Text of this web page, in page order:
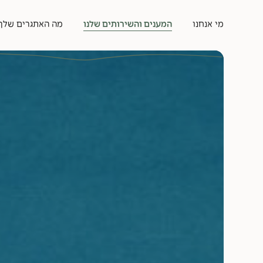
מי אנחנו המענים והשירותים שלנו מה האתגרים